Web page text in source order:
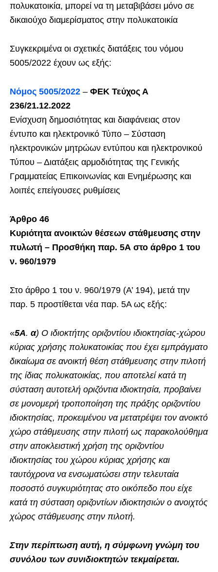
πολυκατοικία, μπορεί να τη μεταβιβάσει μόνο σε
δικαιούχο διαμερίσματος στην πολυκατοικία
Συγκεκριμένα οι σχετικές διατάξεις του νόμου
5005/2022 έχουν ως εξής:
Νόμος 5005/2022 – ΦΕΚ Τεύχος Α
236/21.12.2022
Ενίσχυση δημοσιότητας και διαφάνειας στον
έντυπο και ηλεκτρονικό Τύπο – Σύσταση
ηλεκτρονικών μητρώων εντύπου και ηλεκτρονικού
Τύπου – Διατάξεις αρμοδιότητας της Γενικής
Γραμματείας Επικοινωνίας και Ενημέρωσης και
λοιπές επείγουσες ρυθμίσεις
Άρθρο 46
Κυριότητα ανοικτών θέσεων στάθμευσης στην
πυλωτή – Προσθήκη παρ. 5Α στο άρθρο 1 του
ν. 960/1979
Στο άρθρο 1 του ν. 960/1979 (Α’ 194), μετά την
παρ. 5 προστίθεται νέα παρ. 5Α ως εξής:
«5Α. α) Ο ιδιοκτήτης οριζοντίου ιδιοκτησίας-χώρου
κύριας χρήσης πολυκατοικίας που έχει εμπράγματο
δικαίωμα σε ανοικτή θέση στάθμευσης στην πιλοτή
της ίδιας πολυκατοικίας, που αποτελεί κατά τη
σύσταση αυτοτελή οριζόντια ιδιοκτησία, προβαίνει
σε μονομερή τροποποίηση της πράξης οριζοντίου
ιδιοκτησίας, προκειμένου να μετατρέψει τον ανοικτό
χώρο στάθμευσης στην πιλοτή ως παρακολούθημα
στην αποκλειστική χρήση της οριζοντίου
ιδιοκτησίας του χώρου κύριας χρήσης και
ταυτόχρονα να ενσωματώσει στην τελευταία
ποσοστό συγκυριότητας στο οικόπεδο που είχε
κατά τη σύσταση οριζοντίων ιδιοκτησιών ο ανοιχτός
χώρος στάθμευσης στην πιλοτή.
Στην περίπτωση αυτή, η σύμφωνη γνώμη του
συνόλου των συνιδιοκτητών τεκμαίρεται.